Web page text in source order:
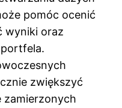
pomóc ocenić
wyniki oraz
zwiększyć
zamierzonych